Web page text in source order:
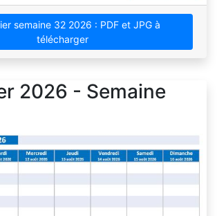
semaine 32 2026 : PDF et JPG à
télécharger
2026 - Semaine